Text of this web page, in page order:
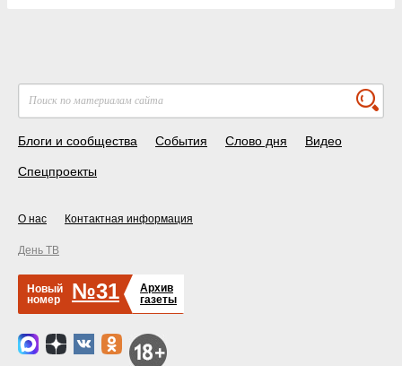
Блоги и сообщества События Слово дня Видео
Спецпроекты
О нас Контактная информация
День ТВ
Новый
номер
№31
Архив
газеты